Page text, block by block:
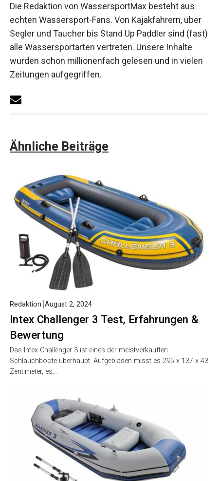
Die Redaktion von WassersportMax besteht aus
echten Wassersport-Fans. Von Kajakfahrern, über
Segler und Taucher bis Stand Up Paddler sind (fast)
alle Wassersportarten vertreten. Unsere Inhalte
wurden schon millionenfach gelesen und in vielen
Zeitungen aufgegriffen.
Ähnliche Beiträge
Intex Challenger 3 Test, Erfahrungen &
Bewertung
Redaktion August 2, 2024
Das Intex Challenger 3 ist eines der meistverkauften
Schlauchboote überhaupt. Aufgeblasen misst es 295 x 137 x 43
Zentimeter, es…